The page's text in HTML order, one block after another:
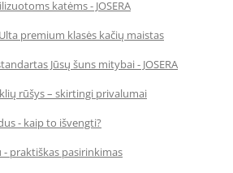
katėms - JOSERA
premium klasės kačių maistas
Jūsų šuns mitybai - JOSERA
rūšys – skirtingi privalumai
- kaip to išvengti?
praktiškas pasirinkimas